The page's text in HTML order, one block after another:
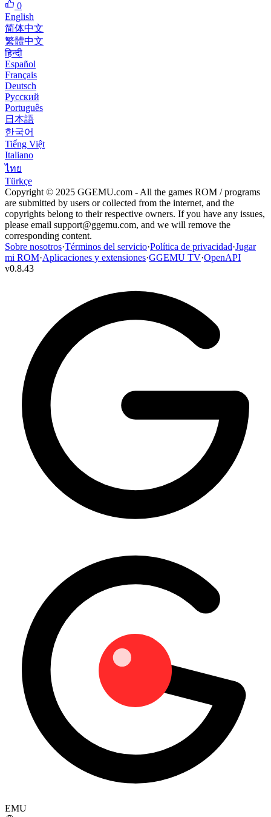
0
English
简体中文
繁體中文
हिन्दी
Español
Français
Deutsch
Русский
Português
日本語
한국어
Tiếng Việt
Italiano
ไทย
Türkçe
Copyright © 2025 GGEMU.com - All the games ROM / programs
are submitted by users or collected from the internet, and the
copyrights belong to their respective owners. If you have any issues,
please email support@ggemu.com, and we will remove the
corresponding content.
Sobre nosotros·Términos del servicio·Política de privacidad·Jugar
mi ROM·Aplicaciones y extensiones·GGEMU TV·OpenAPI
v0.8.43
EMU